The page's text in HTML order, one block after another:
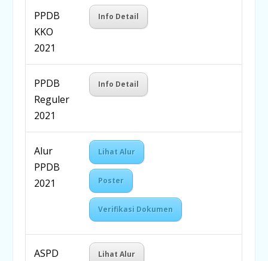
PPDB
KKO
2021
Info Detail
PPDB
Reguler
2021
Info Detail
Alur
PPDB
2021
Lihat Alur
Poster
Verifikasi Dokumen
ASPD
Lihat Alur